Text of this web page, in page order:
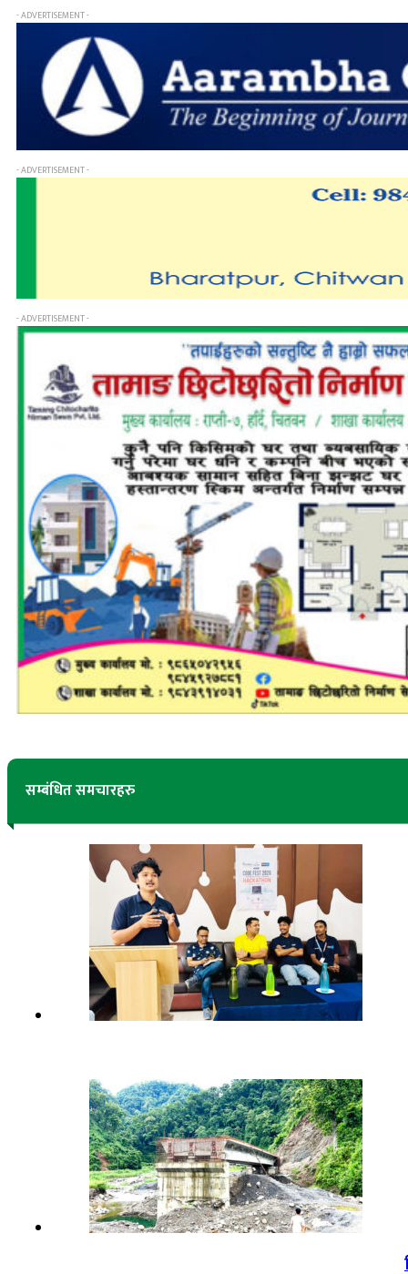
- ADVERTISEMENT -
- ADVERTISEMENT -
- ADVERTISEMENT -
सम्बंधित समचारहरु